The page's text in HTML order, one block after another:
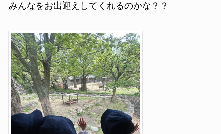
みんなをお出迎えしてくれるのかな？？